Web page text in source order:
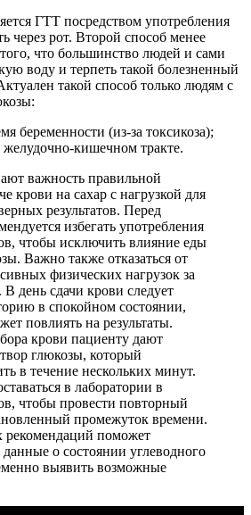
ГТТ посредством употребления
через рот. Второй способ менее
что большинство людей и сами
воду и терпеть такой болезненный
такой способ только людям с
беременности (из-за токсикоза);
кишечном тракте.
важность правильной
крови на сахар с нагрузкой для
результатов. Перед
избегать употребления
чтобы исключить влияние еды
Важно также отказаться от
физических нагрузок за
В день сдачи крови следует
в спокойном состоянии,
повлиять на результаты.
крови пациенту дают
глюкозы, который
в течение нескольких минут.
в лаборатории в
чтобы провести повторный
промежуток времени.
рекомендаций поможет
о состоянии углеводного
выявить возможные